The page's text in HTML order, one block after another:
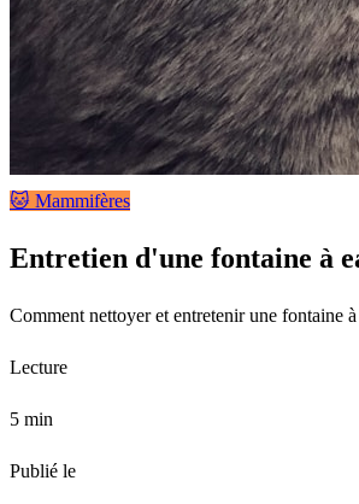
🐱 Mammifères
Entretien d'une fontaine à
Comment nettoyer et entretenir une fontaine
Lecture
5 min
Publié le